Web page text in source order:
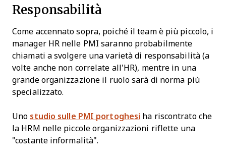
Responsabilità
Come accennato sopra, poiché il team è più piccolo, i
manager HR nelle PMI saranno probabilmente
chiamati a svolgere una varietà di responsabilità (a
volte anche non correlate all’HR), mentre in una
grande organizzazione il ruolo sarà di norma più
specializzato.
Uno studio sulle PMI portoghesi ha riscontrato che
la HRM nelle piccole organizzazioni riflette una
"costante informalità".